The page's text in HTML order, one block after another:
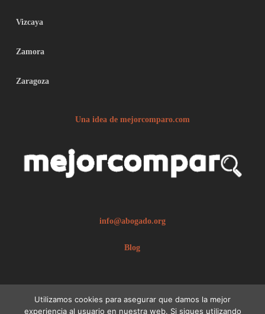
Vizcaya
Zamora
Zaragoza
Una idea de mejorcomparo.com
info@abogado.org
Blog
Utilizamos cookies para asegurar que damos la mejor
experiencia al usuario en nuestra web. Si sigues utilizando